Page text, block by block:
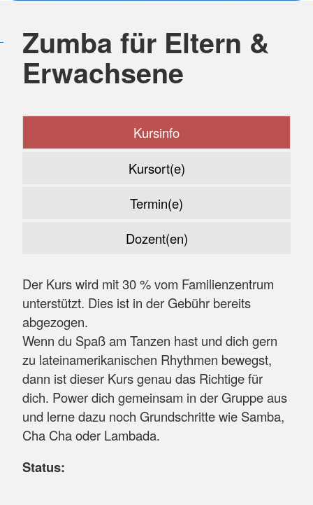
Zumba für Eltern &
Erwachsene
Kursinfo
Kursort(e)
Termin(e)
Dozent(en)
Der Kurs wird mit 30 % vom Familienzentrum
unterstützt. Dies ist in der Gebühr bereits
abgezogen.
Wenn du Spaß am Tanzen hast und dich gern
zu lateinamerikanischen Rhythmen bewegst,
dann ist dieser Kurs genau das Richtige für
dich. Power dich gemeinsam in der Gruppe aus
und lerne dazu noch Grundschritte wie Samba,
Cha Cha oder Lambada.
Status: